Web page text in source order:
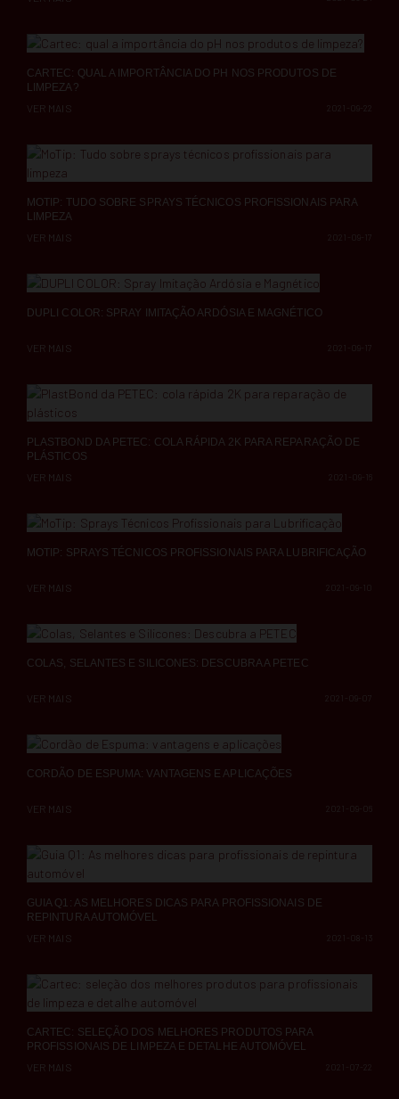
CARTEC: QUAL A IMPORTÂNCIA DO PH NOS PRODUTOS DE
LIMPEZA?
VER MAIS
MOTIP: TUDO SOBRE SPRAYS TÉCNICOS PROFISSIONAIS PARA
LIMPEZA
2021-09-17
VER MAIS
DUPLI COLOR: SPRAY IMITAÇÃO ARDÓSIA E MAGNÉTICO
2021-09-17
VER MAIS
PLASTBOND DA PETEC: COLA RÁPIDA 2K PARA REPARAÇÃO DE
PLÁSTICOS
VER MAIS
MOTIP: SPRAYS TÉCNICOS PROFISSIONAIS PARA LUBRIFICAÇÃO
VER MAIS
COLAS, SELANTES E SILICONES: DESCUBRA A PETEC
2021-09-07
VER MAIS
CORDÃO DE ESPUMA: VANTAGENS E APLICAÇÕES
VER MAIS
GUIA Q1: AS MELHORES DICAS PARA PROFISSIONAIS DE
REPINTURA AUTOMÓVEL
2021-08-13
VER MAIS
CARTEC: SELEÇÃO DOS MELHORES PRODUTOS PARA
PROFISSIONAIS DE LIMPEZA E DETALHE AUTOMÓVEL
2021-07-22
VER MAIS